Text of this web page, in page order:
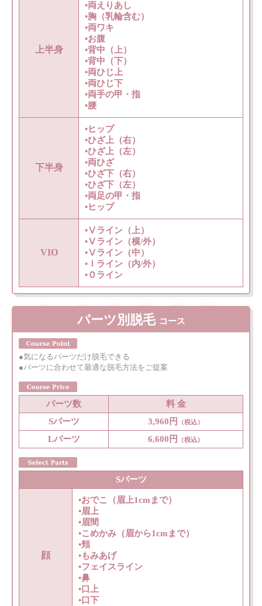
上半身
•両えりあし
•胸（乳輪含む）
•両ワキ
•お腹
•背中（上）
•背中（下）
•両ひじ上
•両ひじ下
•両手の甲・指
•腰
下半身
•ヒップ
•ひざ上（右）
•ひざ上（左）
•両ひざ
•ひざ下（右）
•ひざ下（左）
•両足の甲・指
•ヒップ
VIO
•Ⅴライン（上）
•Ⅴライン（横/外）
•Ⅴライン（中）
•Ｉライン（内/外）
•Ｏライン
パーツ別脱毛 コース
●気になるパーツだけ脱毛できる
●パーツに合わせて最適な脱毛方法をご提案
パーツ数
料 金
Sパーツ
3,960円 （税込）
Lパーツ 6,600円 （税込）
Sパーツ
顔
•おでこ（眉上1cmまで）
•眉上
•眉間
•こめかみ（眉から1cmまで）
•頬
•もみあげ
•フェイスライン
•鼻
•口上
•口下